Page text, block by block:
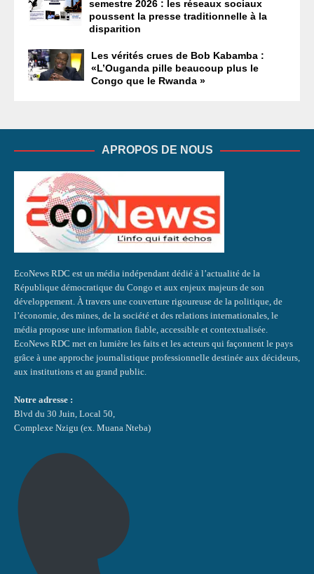
semestre 2026 : les réseaux sociaux
poussent la presse traditionnelle à la
disparition
Les vérités crues de Bob Kabamba :
«L’Ouganda pille beaucoup plus le
Congo que le Rwanda »
APROPOS DE NOUS
EcoNews RDC est un média indépendant dédié à l’actualité de la
République démocratique du Congo et aux enjeux majeurs de son
développement. À travers une couverture rigoureuse de la politique, de
l’économie, des mines, de la société et des relations internationales, le
média propose une information fiable, accessible et contextualisée.
EcoNews RDC met en lumière les faits et les acteurs qui façonnent le pays
grâce à une approche journalistique professionnelle destinée aux décideurs,
aux institutions et au grand public.
Notre adresse :
Blvd du 30 Juin, Local 50,
Complexe Nzigu (ex. Muana Nteba)